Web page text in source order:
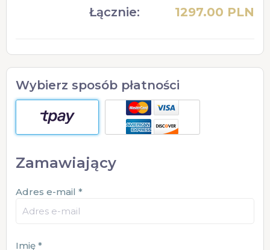
Łącznie: 1297.00 PLN
Wybierz sposób płatności
tpay.com
Zamawiający
Adres e-mail *
Imię *